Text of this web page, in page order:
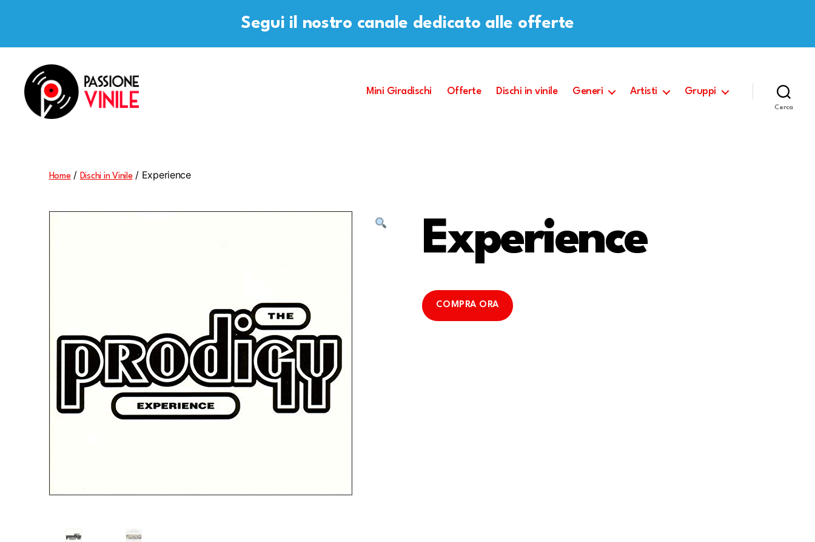
Segui il nostro canale dedicato alle offerte
Mini Giradischi Offerte Dischi in vinile Generi Artisti Gruppi
Cerca
Home/ Dischi in Vinile/ Experience
Experience
COMPRA ORA